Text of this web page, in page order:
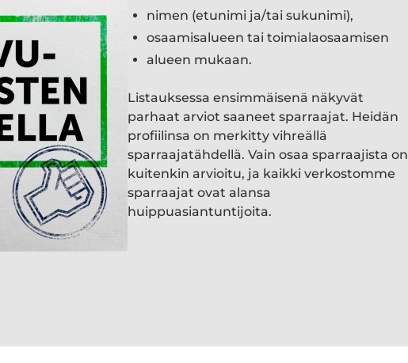
nimen (etunimi ja/tai sukunimi),
osaamisalueen tai toimialaosaamisen
alueen mukaan.
Listauksessa ensimmäisenä näkyvät
parhaat arviot saaneet sparraajat. Heidän
profiilinsa on merkitty vihreällä
sparraajatähdellä. Vain osaa sparraajista on
kuitenkin arvioitu, ja kaikki verkostomme
sparraajat ovat alansa
huippuasiantuntijoita.